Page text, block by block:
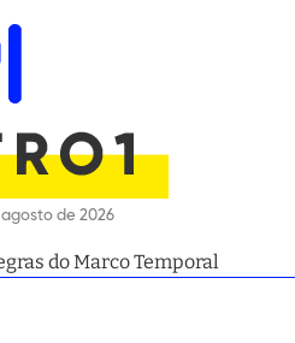
de 2026
do Marco Temporal